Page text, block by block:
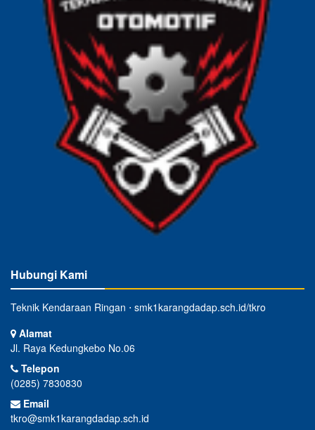
Hubungi Kami
Teknik Kendaraan Ringan ⋅ smk1karangdadap.sch.id/tkro
Alamat
Jl. Raya Kedungkebo No.06
Telepon
(0285) 7830830
Email
tkro@smk1karangdadap.sch.id